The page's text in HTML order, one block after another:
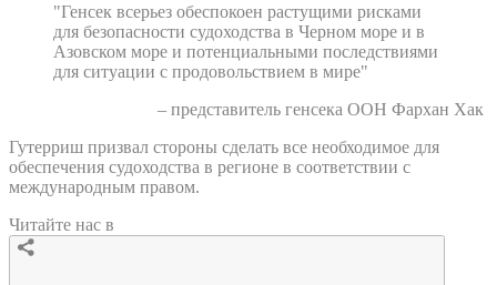
"Генсек всерьез обеспокоен растущими рисками
для безопасности судоходства в Черном море и в
Азовском море и потенциальными последствиями
для ситуации с продовольствием в мире"
– представитель генсека ООН Фархан Хак
Гутерриш призвал стороны сделать все необходимое для
обеспечения судоходства в регионе в соответствии с
международным правом.
Читайте нас в